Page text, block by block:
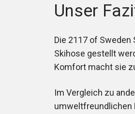
Unser
Die 2117 of
Skihose gestellt
Komfort macht sie
Im Vergleich zu
umweltfreundlichen